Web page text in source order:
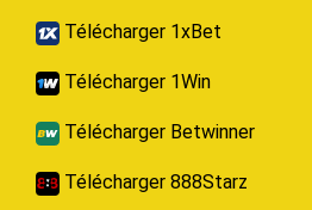
Télécharger 1xBet
Télécharger 1Win
Télécharger Betwinner
Télécharger 888Starz